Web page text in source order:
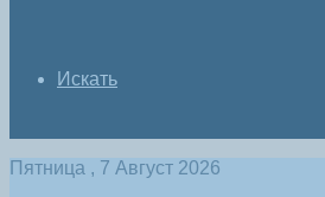
Искать
Пятница , 7 Август 2026